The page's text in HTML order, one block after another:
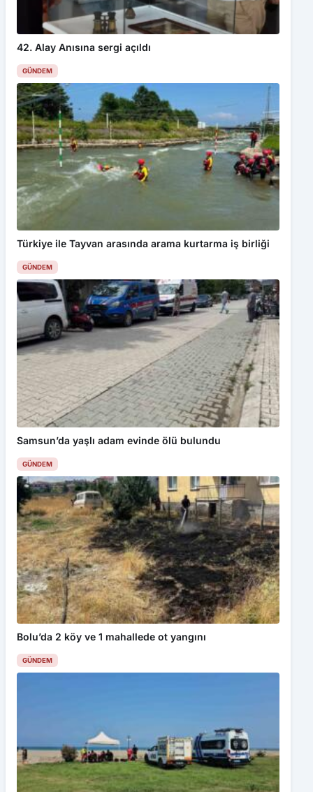
42. Alay Anısına sergi açıldı
GÜNDEM
Türkiye ile Tayvan arasında arama kurtarma iş birliği
GÜNDEM
Samsun’da yaşlı adam evinde ölü bulundu
GÜNDEM
Bolu’da 2 köy ve 1 mahallede ot yangını
GÜNDEM